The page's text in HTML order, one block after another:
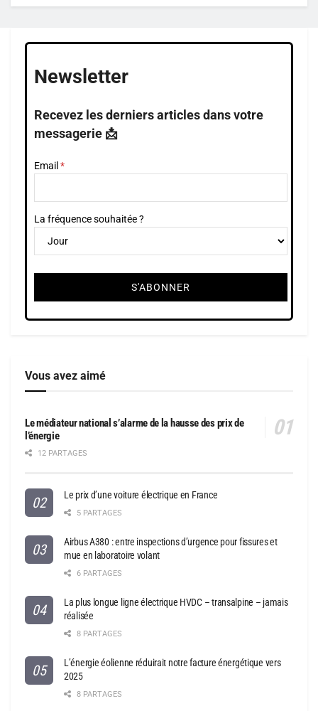
Newsletter
Recevez les derniers articles dans votre
messagerie 📩
Email
La fréquence souhaitée ?
Vous avez aimé
Le médiateur national s’alarme de la hausse des prix de
l’énergie
12 PARTAGES
Le prix d’une voiture électrique en France
5 PARTAGES
Airbus A380 : entre inspections d’urgence pour fissures et
mue en laboratoire volant
6 PARTAGES
La plus longue ligne électrique HVDC – transalpine – jamais
réalisée
8 PARTAGES
L’énergie éolienne réduirait notre facture énergétique vers
2025
8 PARTAGES